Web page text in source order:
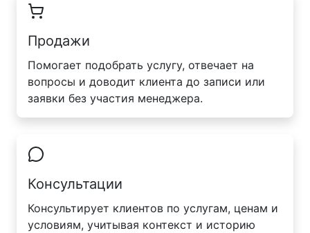
Продажи
Помогает подобрать услугу, отвечает на
вопросы и доводит клиента до записи или
заявки без участия менеджера.
Консультации
Консультирует клиентов по услугам, ценам и
условиям, учитывая контекст и историю